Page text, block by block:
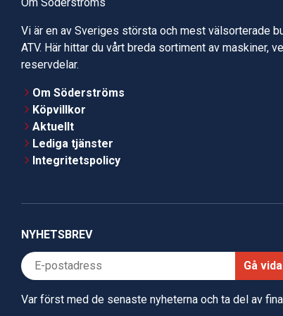
Om Söderströms
Vi är en av Sveriges största och mest välsorterade
ATV. Här hittar du vårt breda sortiment av maskiner,
reservdelar.
Om Söderströms
Köpvillkor
Aktuellt
Lediga tjänster
Integritetspolicy
NYHETSBREV
Gå
Var först med de senaste nyheterna och ta del av